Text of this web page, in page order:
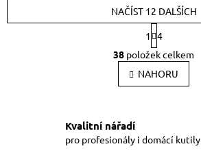
O
v
l
á
í
NAČÍST 12 DALŠÍCH
S
t
r
á
n
k
í
1
4
38 položek celkem
NAHORU
Kvalitní nářadí
pro profesionály i domácí kutily